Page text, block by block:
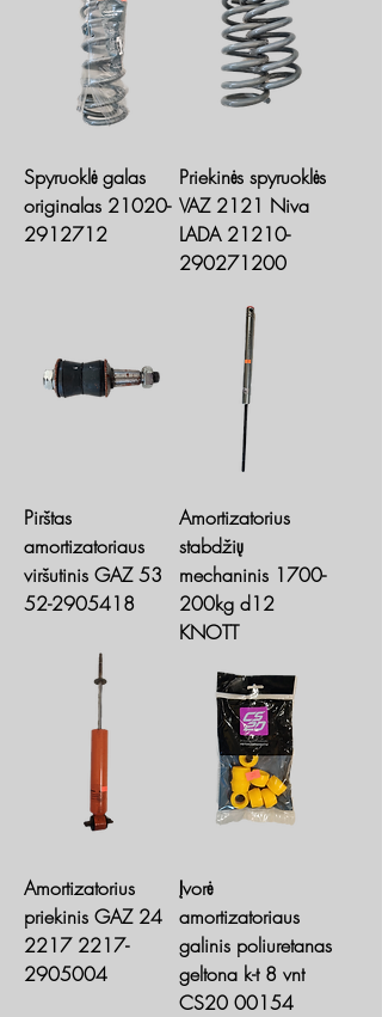
Spyruoklė galas
originalas 21020-
2912712
Priekinės spyruoklės
VAZ 2121 Niva
LADA 21210-
290271200
Pirštas
amortizatoriaus
viršutinis GAZ 53
52-2905418
Amortizatorius
stabdžių
mechaninis 1700-
200kg d12
KNOTT
Amortizatorius
priekinis GAZ 24
2217 2217-
2905004
Įvorė
amortizatoriaus
galinis poliuretanas
geltona k-t 8 vnt
CS20 00154